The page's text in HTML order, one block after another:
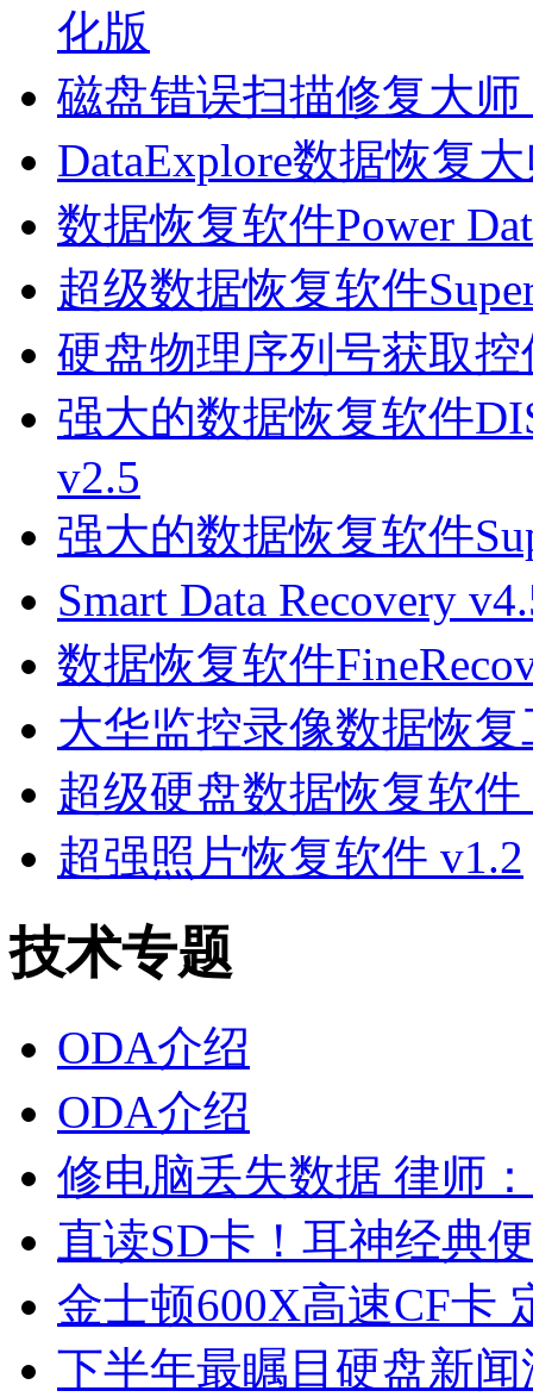
化版
磁盘错误扫描修复大师
DataExplore数据恢复
数据恢复软件Power
超级数据恢复软件
硬盘物理序列号获取控
强大的数据恢复软件
v2.5
强大的数据恢复软件
Smart Data Recovery
数据恢复软件
大华监控录像数据恢
超级硬盘数据恢复软件
超强照片恢复软件 v1.2
技术专题
ODA介绍
ODA介绍
修电脑丢失数据 律师
直读SD卡！耳神经典
金士顿600X高速CF卡
下半年最瞩目硬盘新